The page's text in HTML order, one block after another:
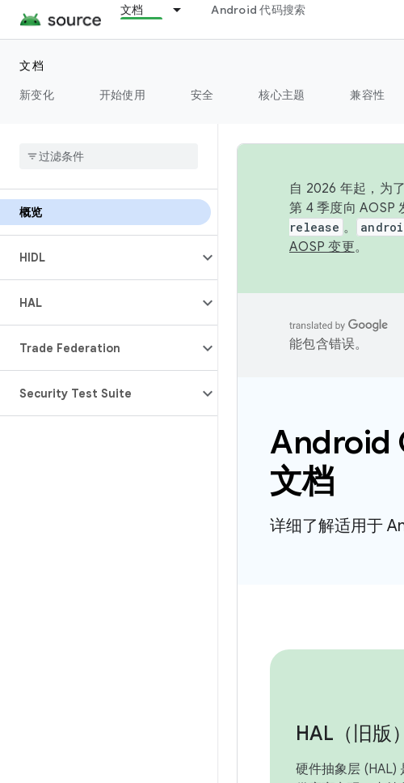
文档 Android 代码搜索
文档
新变化
开始使用 安全 核心主题 兼容性
概览
HIDL
HAL
Trade Federation
Security Test Suite
自 2026 年起，为
第 4 季度向 AOSP
release 。
AOSP 变更。
能包含错误。
Android
文档
详细了解适用于
HAL（旧版）
硬件抽象层 (HAL)